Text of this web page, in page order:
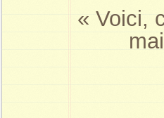
« Voici,